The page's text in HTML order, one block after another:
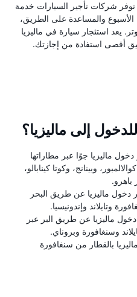
توفر شركات تأجير السيارات خدمة
الأسبوع والمساعدة على الطريق،
يعد استئجار سيارة في ماليزيا
أقصى استفادة من إجازتك.
إلى ماليزيا؟
ماليزيا جوًا عبر مطاراتها
وبينانج، وكوتا كينابالو،
باهرو.
دخول ماليزيا عن طريق البحر
وتايلاند وإندونيسيا.
ماليزيا عن طريق البر عبر
وسنغافورة وبروناي.
بالقطار من سنغافورة